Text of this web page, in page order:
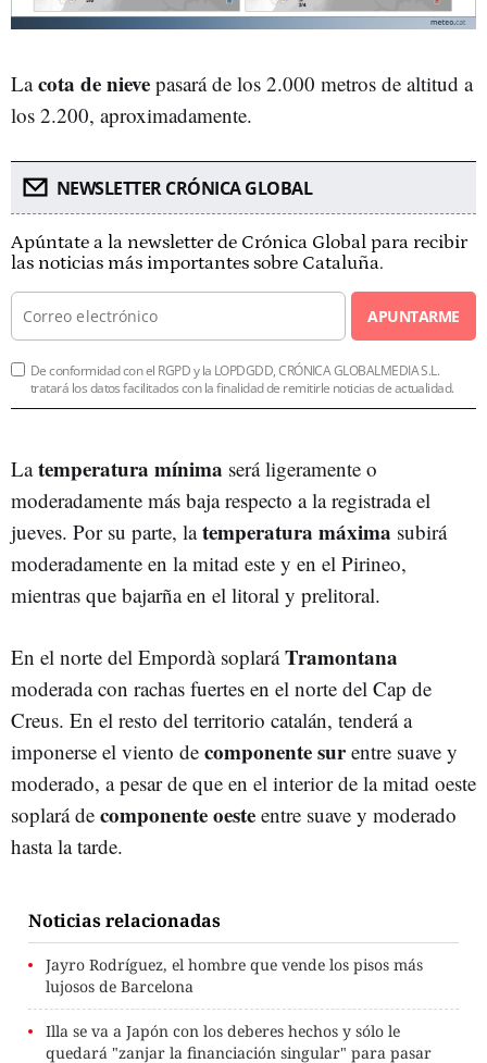
Lacota de nieve pasará de los 2.000 metros de altitud a
los 2.200, aproximadamente.
NEWSLETTER CRÓNICA GLOBAL
Apúntate a la newsletter de Crónica Global para recibir
las noticias más importantes sobre Cataluña.
APUNTARME
De conformidad con el RGPD y la LOPDGDD, CRÓNICA GLOBALMEDIA S.L.
tratará los datos facilitados con la finalidad de remitirle noticias de actualidad.
Latemperatura mínima será ligeramente o
moderadamente más baja respecto a la registrada el
jueves. Por su parte, latemperatura máxima subirá
moderadamente en la mitad este y en el Pirineo,
mientras que bajarña en el litoral y prelitoral.
En el norte del Empordà soplaráTramontana
moderada con rachas fuertes en el norte del Cap de
Creus. En el resto del territorio catalán, tenderá a
imponerse el viento de componente surentre suave y
moderado, a pesar de que en el interior de la mitad oeste
soplará de componente oeste entre suave y moderado
hasta la tarde.
Noticias relacionadas
Jayro Rodríguez, el hombre que vende los pisos más
lujosos de Barcelona
Illa se va a Japón con los deberes hechos y sólo le
quedará "zanjar la financiación singular" para pasar